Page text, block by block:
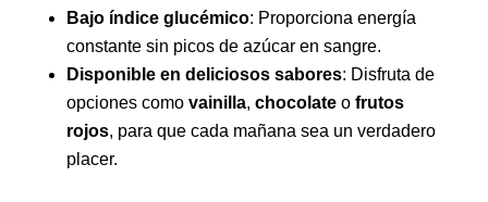
Bajo índice glucémico: Proporciona energía
constante sin picos de azúcar en sangre.
Disponible en deliciosos sabores: Disfruta de
opciones como vainilla, chocolateo frutos
rojos, para que cada mañana sea un verdadero
placer.